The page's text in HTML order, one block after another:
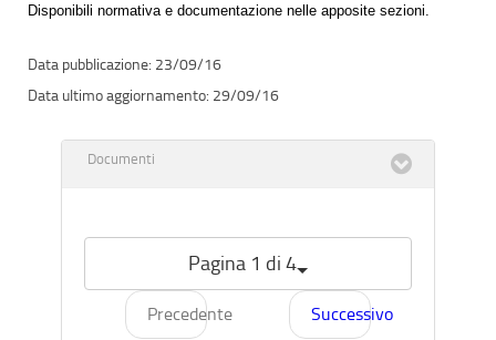
Disponibili normativa e documentazione nelle apposite sezioni.
23/09/16
29/09/16
Documenti
Pagina 1 di 4
Precedente Successivo